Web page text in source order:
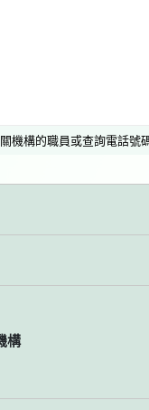
機構的職員或查詢電話號
構